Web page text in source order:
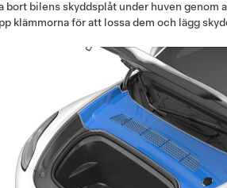
bort bilens skyddsplåt under huven
klämmorna för att lossa dem och lägg